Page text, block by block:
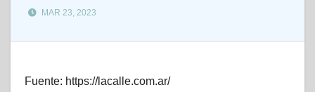
MAR 23, 2023
Fuente: https://lacalle.com.ar/